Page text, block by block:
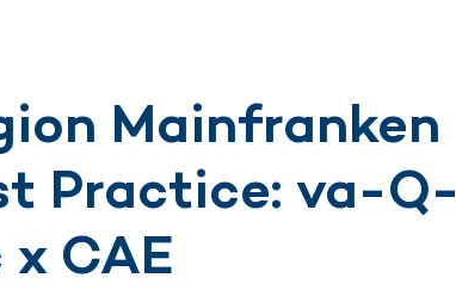
Mainfranken
Practice: va-Q-
CAE